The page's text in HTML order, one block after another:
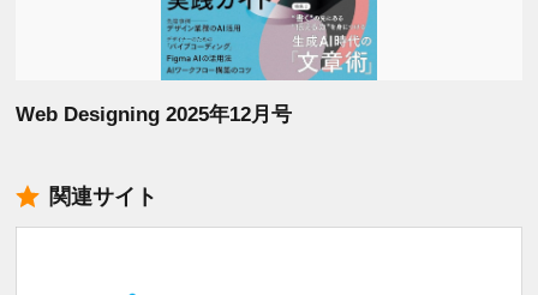
Web Designing 2025年12月号
関連サイト